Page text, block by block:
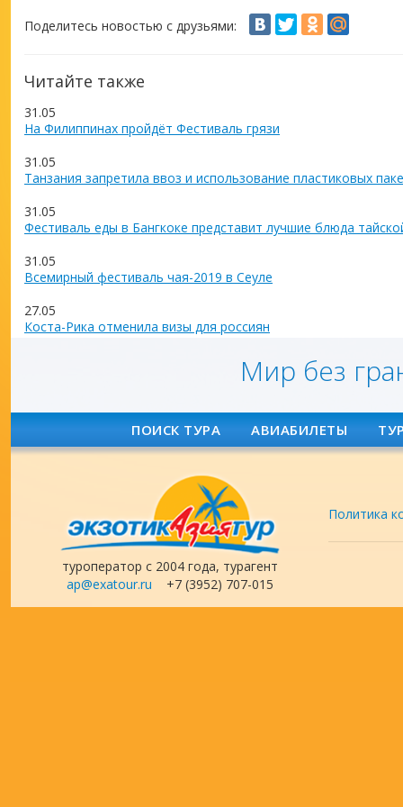
Поделитесь новостью с друзьями:
Читайте также
31.05
На Филиппинах пройдёт Фестиваль грязи
31.05
Танзания запретила ввоз и использование пластиковых
31.05
Фестиваль еды в Бангкоке представит лучшие блюда
31.05
Всемирный фестиваль чая-2019 в Сеуле
27.05
Коста-Рика отменила визы для россиян
Мир без
ПОИСК ТУРА АВИАБИЛЕТЫ
туроператор с 2004 года, турагент
ap@exatour.ru +7 (3952) 707-015
Политика